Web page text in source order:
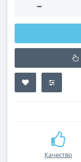
Качество